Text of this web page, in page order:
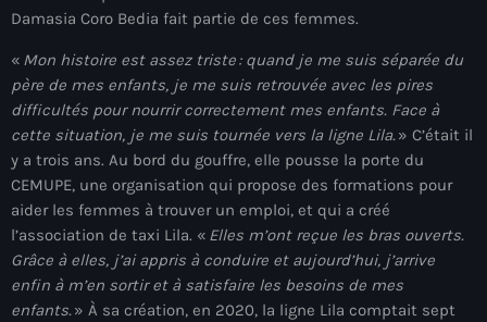
agri-food
Agriculture
Agriculture & Environment
Akademi Kreyòl Ayisyen
Albanie
Alexandre Grand’Pierre
Alexandre Pétion
Alexandre Pierre
Damasia Coro Bedia fait partie de ces femmes.
« Mon histoire est assez triste: quand je me suis séparée du
père de mes enfants, je me suis retrouvée avec les pires
difficultés pour nourrir correctement mes enfants. Face à
cette situation, je me suis tournée vers la ligne Lila.» C’était il
y a trois ans. Au bord du gouffre, elle pousse la porte du
CEMUPE, une organisation qui propose des formations pour
aider les femmes à trouver un emploi, et qui a créé
l’association de taxi Lila. « Elles m’ont reçue les bras ouverts.
Grâce à elles, j’ai appris à conduire et aujourd’hui, j’arrive
enfin à m’en sortir et à satisfaire les besoins de mes
enfants.» À sa création, en 2020, la ligne Lila comptait sept